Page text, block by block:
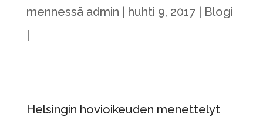
mennessä admin huhti 9, 2017 Blogi
Helsingin hovioikeuden menettelyt